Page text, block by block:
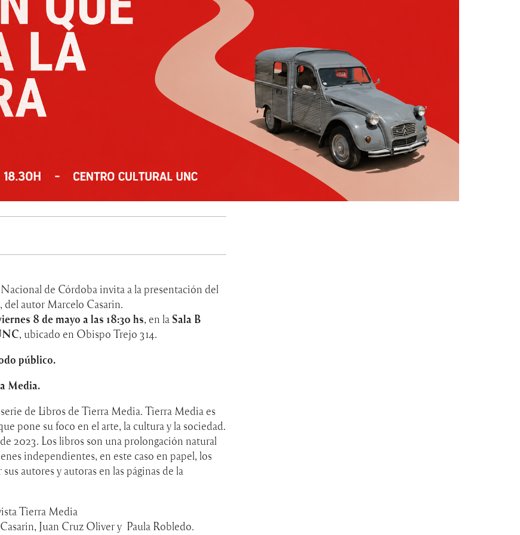
de Córdoba invita a la presentación del
, del autor Marcelo Casarin.
8 de mayo a las 18:30 hs, en la Sala B
, ubicado en Obispo Trejo 314.
público.
Media.
de Libros de Tierra Media. Tierra Media es
pone su foco en el arte, la cultura y la sociedad.
2023. Los libros son una prolongación natural
independientes, en este caso en papel, los
autores y autoras en las páginas de la
Tierra Media
Juan Cruz Oliver y Paula Robledo.